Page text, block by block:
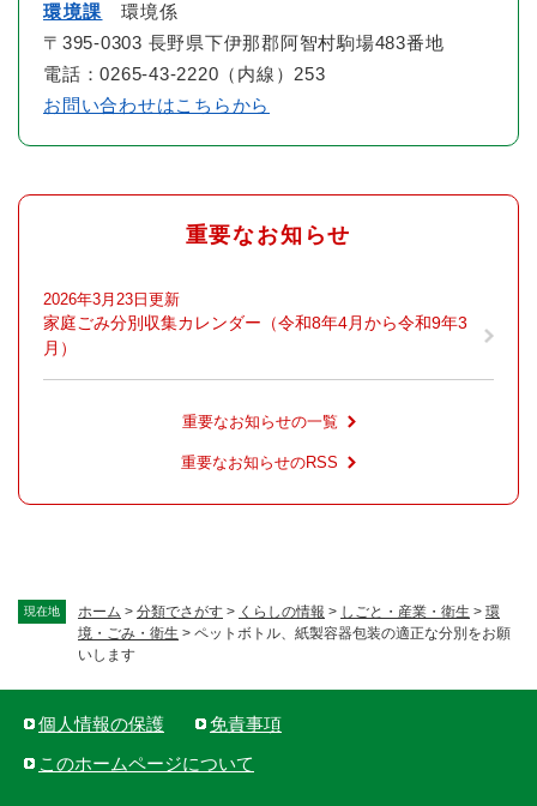
現在地 ホーム > 分類でさがす > くらしの情報 > しごと・産業・衛生 > 環
境・ごみ・衛生 > ペットボトル、紙製容器包装の適正な分別をお願
いします
環境課 環境係
〒395-0303 長野県下伊那郡阿智村駒場483番地
電話：0265-43-2220（内線）253
お問い合わせはこちらから
重要なお知らせ
2026年3月23日更新
家庭ごみ分別収集カレンダー（令和8年4月から令和9年3
月）
重要なお知らせの一覧
重要なお知らせのRSS
個人情報の保護
免責事項
このホームページについて